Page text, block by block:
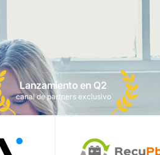
Lanzamiento en Q2
canal de partners exclusivo